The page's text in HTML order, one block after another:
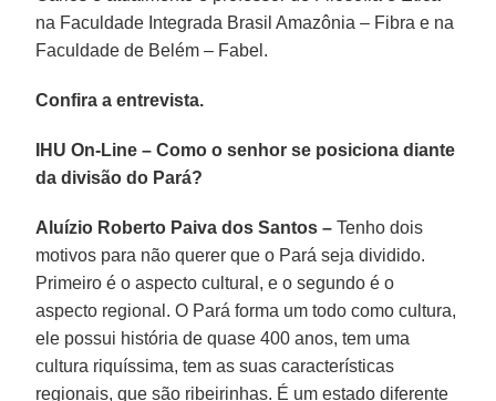
na Faculdade Integrada Brasil Amazônia – Fibra e na
Faculdade de Belém – Fabel.
Confira a entrevista.
IHU On-Line – Como o senhor se posiciona diante
da divisão do Pará?
Aluízio Roberto Paiva dos Santos – Tenho dois
motivos para não querer que o Pará seja dividido.
Primeiro é o aspecto cultural, e o segundo é o
aspecto regional. O Pará forma um todo como cultura,
ele possui história de quase 400 anos, tem uma
cultura riquíssima, tem as suas características
regionais, que são ribeirinhas. É um estado diferente